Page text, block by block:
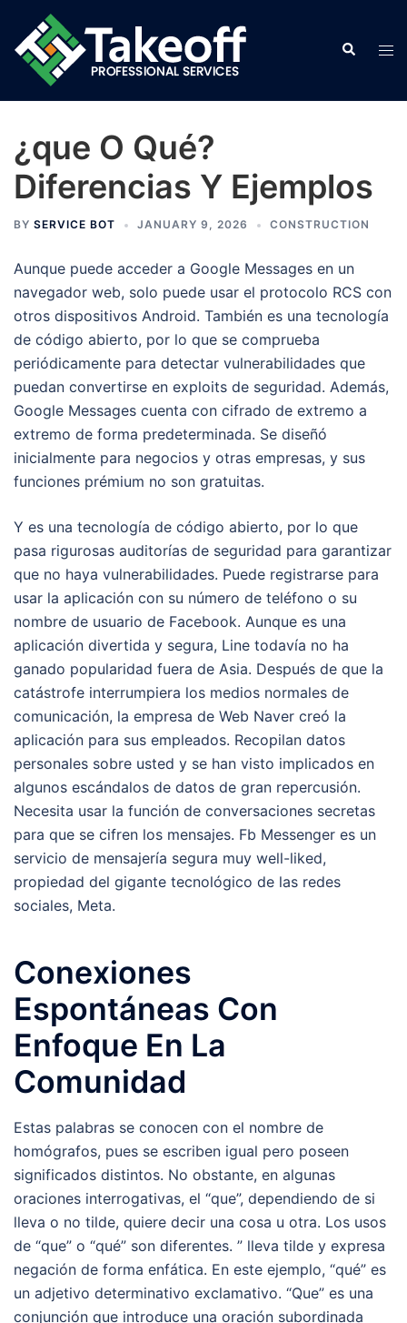
content
Search
¿que O Qué?
Diferencias Y Ejemplos
BY SERVICE BOT JANUARY 9, 2026 CONSTRUCTION
Aunque puede acceder a Google Messages en un
navegador web, solo puede usar el protocolo RCS con
otros dispositivos Android. También es una tecnología
de código abierto, por lo que se comprueba
periódicamente para detectar vulnerabilidades que
puedan convertirse en exploits de seguridad. Además,
Google Messages cuenta con cifrado de extremo a
extremo de forma predeterminada. Se diseñó
inicialmente para negocios y otras empresas, y sus
funciones prémium no son gratuitas.
Y es una tecnología de código abierto, por lo que
pasa rigurosas auditorías de seguridad para garantizar
que no haya vulnerabilidades. Puede registrarse para
usar la aplicación con su número de teléfono o su
nombre de usuario de Facebook. Aunque es una
aplicación divertida y segura, Line todavía no ha
ganado popularidad fuera de Asia. Después de que la
catástrofe interrumpiera los medios normales de
comunicación, la empresa de Web Naver creó la
aplicación para sus empleados. Recopilan datos
personales sobre usted y se han visto implicados en
algunos escándalos de datos de gran repercusión.
Necesita usar la función de conversaciones secretas
para que se cifren los mensajes. Fb Messenger es un
servicio de mensajería segura muy well-liked,
propiedad del gigante tecnológico de las redes
sociales, Meta.
Conexiones
Espontáneas Con
Enfoque En La
Comunidad
Estas palabras se conocen con el nombre de
homógrafos, pues se escriben igual pero poseen
significados distintos. No obstante, en algunas
oraciones interrogativas, el “que”, dependiendo de si
lleva o no tilde, quiere decir una cosa u otra. Los usos
de “que” o “qué” son diferentes. ” lleva tilde y expresa
negación de forma enfática. En este ejemplo, “qué” es
un adjetivo determinativo exclamativo. “Que” es una
conjunción que introduce una oración subordinada